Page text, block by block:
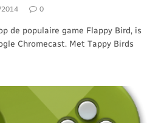
0
de populaire game Flappy Bird, is
Chromecast. Met Tappy Birds